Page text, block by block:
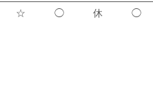
☆ ◯ 休 ◯